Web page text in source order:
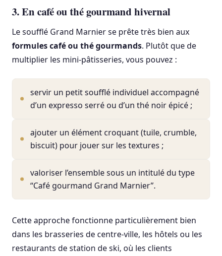
3. En café ou thé gourmand hivernal
Le soufflé Grand Marnier se prête très bien aux
formules café ou thé gourmands. Plutôt que de
multiplier les mini-pâtisseries, vous pouvez :
servir un petit soufflé individuel accompagné
d’un expresso serré ou d’un thé noir épicé ;
ajouter un élément croquant (tuile, crumble,
biscuit) pour jouer sur les textures ;
valoriser l’ensemble sous un intitulé du type
“Café gourmand Grand Marnier”.
Cette approche fonctionne particulièrement bien
dans les brasseries de centre-ville, les hôtels ou les
restaurants de station de ski, où les clients